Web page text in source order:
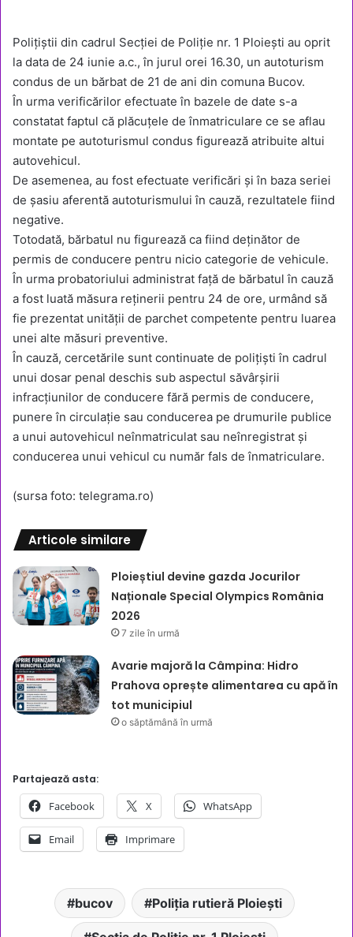
Polițiștii din cadrul Secției de Poliție nr. 1 Ploiești au oprit
la data de 24 iunie a.c., în jurul orei 16.30, un autoturism
condus de un bărbat de 21 de ani din comuna Bucov.
În urma verificărilor efectuate în bazele de date s-a
constatat faptul că plăcuțele de înmatriculare ce se aflau
montate pe autoturismul condus figurează atribuite altui
autovehicul.
De asemenea, au fost efectuate verificări și în baza seriei
de șasiu aferentă autoturismului în cauză, rezultatele fiind
negative.
Totodată, bărbatul nu figurează ca fiind deținător de
permis de conducere pentru nicio categorie de vehicule.
În urma probatoriului administrat față de bărbatul în cauză
a fost luată măsura reținerii pentru 24 de ore, urmând să
fie prezentat unităţii de parchet competente pentru luarea
unei alte măsuri preventive.
În cauză, cercetările sunt continuate de polițiști în cadrul
unui dosar penal deschis sub aspectul săvârșirii
infracțiunilor de conducere fără permis de conducere,
punere în circulaţie sau conducerea pe drumurile publice
a unui autovehicul neînmatriculat sau neînregistrat și
conducerea unui vehicul cu număr fals de înmatriculare.
(sursa foto: telegrama.ro)
Articole similare
Ploieștiul devine gazda Jocurilor
Naționale Special Olympics România
2026
7 zile în urmă
Avarie majoră la Câmpina: Hidro
Prahova oprește alimentarea cu apă în
tot municipiul
o săptămână în urmă
Partajează asta:
Facebook X WhatsApp
Email Imprimare
bucov Poliția rutieră Ploiești